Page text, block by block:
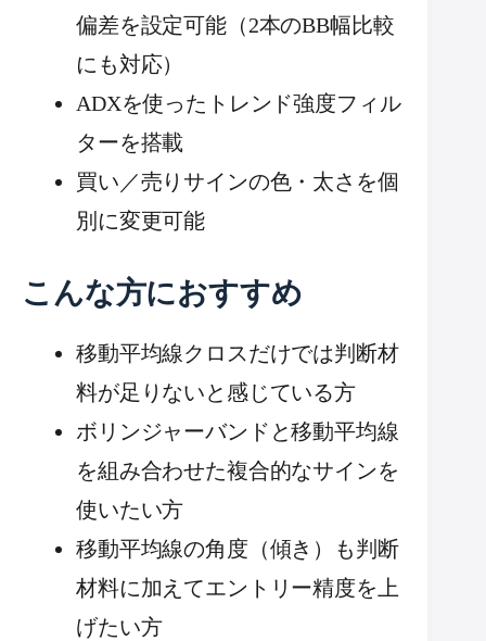
偏差を設定可能（2本のBB幅比較
にも対応）
ADXを使ったトレンド強度フィル
ターを搭載
買い／売りサインの色・太さを個
別に変更可能
こんな方におすすめ
移動平均線クロスだけでは判断材
料が足りないと感じている方
ボリンジャーバンドと移動平均線
を組み合わせた複合的なサインを
使いたい方
移動平均線の角度（傾き）も判断
材料に加えてエントリー精度を上
げたい方